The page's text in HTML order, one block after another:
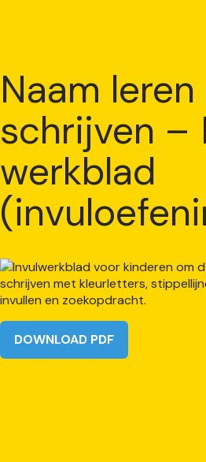
Naam leren
schrijven –
werkblad
DOWNLOAD PDF